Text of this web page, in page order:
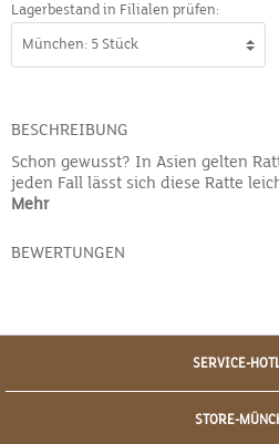
Lagerbestand in Filialen prüfen:
BESCHREIBUNG
Schon gewusst? In Asien gelten
jeden Fall lässt sich diese Ratte
Mehr
BEWERTUNGEN
SERVICE-
STORE-